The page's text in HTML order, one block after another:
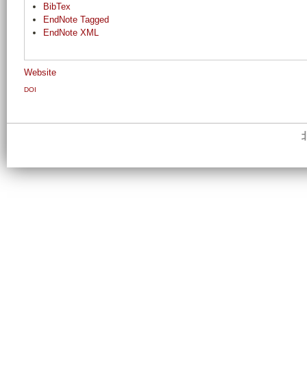
BibTex
EndNote Tagged
EndNote XML
Website
DOI